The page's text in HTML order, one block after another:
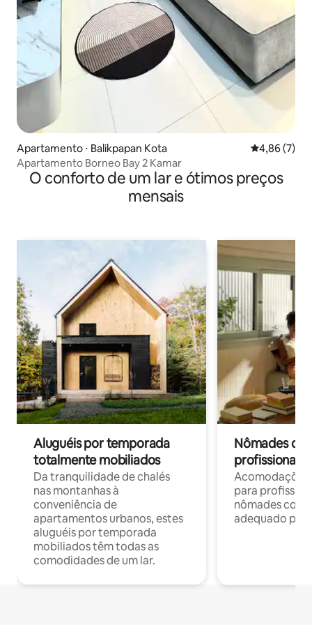
Apartamento ⋅ Balikpapan Kota 4,86 de uma
4,86 (7)
Apartamento Borneo Bay 2 Kamar
O conforto de um lar e ótimos preços
mensais
Aluguéis por temporada
totalmente mobiliados
Da tranquilidade de chalés
nas montanhas à
conveniência de
apartamentos urbanos, estes
aluguéis por temporada
mobiliados têm todas as
comodidades de um lar.
Nômades
profissionais
para
nômades com
adequado